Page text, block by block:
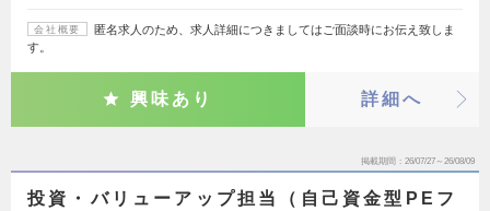
会社概要
匿名求人のため、求人詳細につきましてはご面談時にお伝え致しま
す。
興味あり 詳細へ
掲載期間 26/07/27～26/08/09
投資・バリューアップ担当（自己資金型PEフ